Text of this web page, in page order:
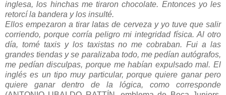
inglesa, los hinchas me tiraron chocolate. Entonces yo les
retorcí la bandera y los insulté.
Ellos empezaron a tirar latas de cerveza y yo tuve que salir
corriendo, porque corría peligro mi integridad física. Al otro
día, tomé taxis y los taxistas no me cobraban. Fui a las
grandes tiendas y se paralizaba todo, me pedían autógrafos,
me pedían disculpas, porque me habían expulsado mal. El
inglés es un tipo muy particular, porque quiere ganar pero
quiere ganar dentro de la lógica, como corresponde